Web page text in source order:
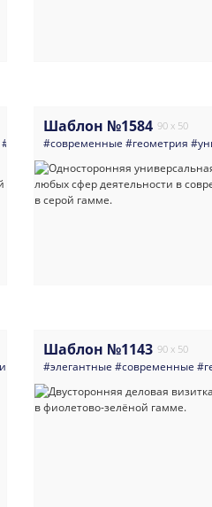
#визитка#директор #руководитель
Шаблон №1584 90 x 50
#современные #геометрия
#минимализм#qr_код
Шаблон №1143 90 x 50
#элегантные #современные